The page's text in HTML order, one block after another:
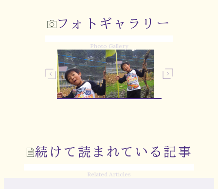
フォトギャラリー
Photo Gallery
続けて読まれている記事
Related Articles